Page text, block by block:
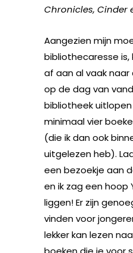
Chronicles, Cinder
Aangezien mijn
bibliothecaresse is,
af aan al vaak
op de dag van
bibliotheek
minimaal vier
(die ik dan ook
uitgelezen heb).
een bezoekje aan
en ik zag een hoop
liggen! Er zijn
vinden voor
lekker kan lezen